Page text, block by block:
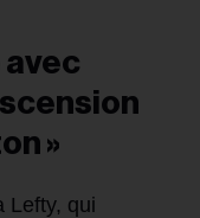
»
Lefty, qui